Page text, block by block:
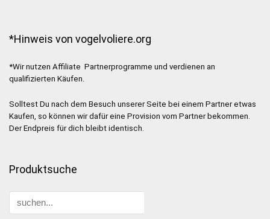
*Hinweis von vogelvoliere.org
*Wir nutzen Affiliate Partnerprogramme und verdienen an
qualifizierten Käufen.
Solltest Du nach dem Besuch unserer Seite bei einem Partner etwas
Kaufen, so können wir dafür eine Provision vom Partner bekommen.
Der Endpreis für dich bleibt identisch.
Produktsuche